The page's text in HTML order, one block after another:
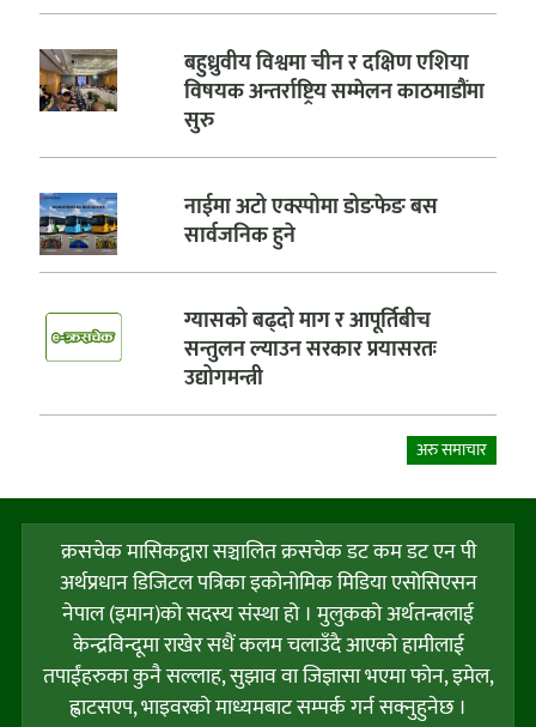
बहुध्रुवीय विश्वमा चीन र दक्षिण एशिया
विषयक अन्तर्राष्ट्रिय सम्मेलन काठमाडौंमा
सुरु
नाईमा अटो एक्स्पोमा डोङफेङ बस
सार्वजनिक हुने
ग्यासको बढ्दो माग र आपूर्तिबीच
सन्तुलन ल्याउन सरकार प्रयासरतः
उद्योगमन्त्री
अरु समाचार
क्रसचेक मासिकद्वारा सञ्चालित क्रसचेक डट कम डट एन पी
अर्थप्रधान डिजिटल पत्रिका इकोनोमिक मिडिया एसोसिएसन
नेपाल (इमान)को सदस्य संस्था हो । मुलुकको अर्थतन्त्रलाई
केन्द्रविन्दूमा राखेर सधैं कलम चलाउँदै आएको हामीलाई
तपाईंहरुका कुनै सल्लाह, सुझाव वा जिज्ञासा भएमा फोन, इमेल,
ह्वाटसएप, भाइवरको माध्यमबाट सम्पर्क गर्न सक्नुहुनेछ ।